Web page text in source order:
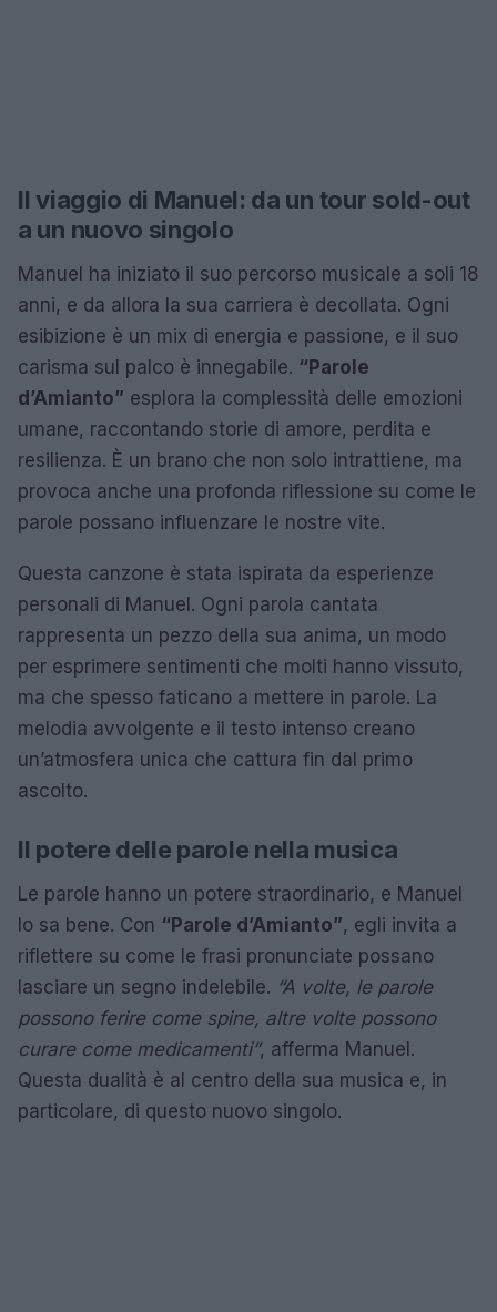
Il viaggio di Manuel: da un tour sold-out
a un nuovo singolo
Manuel ha iniziato il suo percorso musicale a soli 18
anni, e da allora la sua carriera è decollata. Ogni
esibizione è un mix di energia e passione, e il suo
carisma sul palco è innegabile. “Parole
d’Amianto” esplora la complessità delle emozioni
umane, raccontando storie di amore, perdita e
resilienza. È un brano che non solo intrattiene, ma
provoca anche una profonda riflessione su come le
parole possano influenzare le nostre vite.
Questa canzone è stata ispirata da esperienze
personali di Manuel. Ogni parola cantata
rappresenta un pezzo della sua anima, un modo
per esprimere sentimenti che molti hanno vissuto,
ma che spesso faticano a mettere in parole. La
melodia avvolgente e il testo intenso creano
un’atmosfera unica che cattura fin dal primo
ascolto.
Il potere delle parole nella musica
Le parole hanno un potere straordinario, e Manuel
lo sa bene. Con “Parole d’Amianto”, egli invita a
riflettere su come le frasi pronunciate possano
lasciare un segno indelebile. “A volte, le parole
possono ferire come spine, altre volte possono
curare come medicamenti”, afferma Manuel.
Questa dualità è al centro della sua musica e, in
particolare, di questo nuovo singolo.